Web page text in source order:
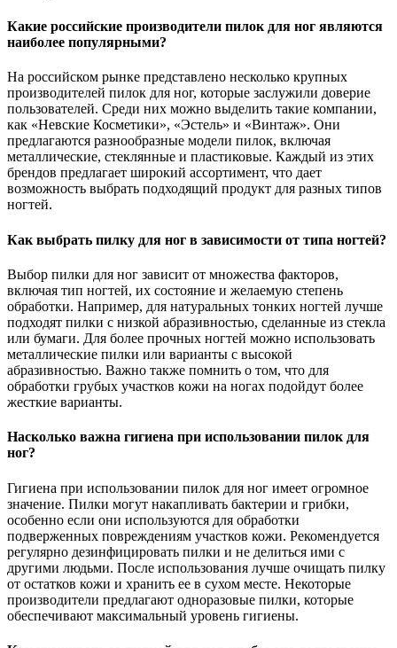
Какие российские производители пилок для ног являются
наиболее популярными?
На российском рынке представлено несколько крупных
производителей пилок для ног, которые заслужили доверие
пользователей. Среди них можно выделить такие компании,
как «Невские Косметики», «Эстель» и «Винтаж». Они
предлагаются разнообразные модели пилок, включая
металлические, стеклянные и пластиковые. Каждый из этих
брендов предлагает широкий ассортимент, что дает
возможность выбрать подходящий продукт для разных типов
ногтей.
Как выбрать пилку для ног в зависимости от типа ногтей?
Выбор пилки для ног зависит от множества факторов,
включая тип ногтей, их состояние и желаемую степень
обработки. Например, для натуральных тонких ногтей лучше
подходят пилки с низкой абразивностью, сделанные из стекла
или бумаги. Для более прочных ногтей можно использовать
металлические пилки или варианты с высокой
абразивностью. Важно также помнить о том, что для
обработки грубых участков кожи на ногах подойдут более
жесткие варианты.
Насколько важна гигиена при использовании пилок для
ног?
Гигиена при использовании пилок для ног имеет огромное
значение. Пилки могут накапливать бактерии и грибки,
особенно если они используются для обработки
подверженных повреждениям участков кожи. Рекомендуется
регулярно дезинфицировать пилки и не делиться ими с
другими людьми. После использования лучше очищать пилку
от остатков кожи и хранить ее в сухом месте. Некоторые
производители предлагают одноразовые пилки, которые
обеспечивают максимальный уровень гигиены.